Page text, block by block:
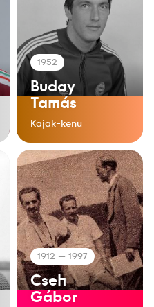
1952
Buday
Tamás
Kajak-kenu
1912 — 1997
Cseh
Gábor